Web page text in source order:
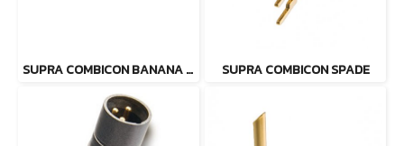
SUPRA COMBICON BANANA PIN M6 RHODIUM BULK SUPRA COMBICON SPADE